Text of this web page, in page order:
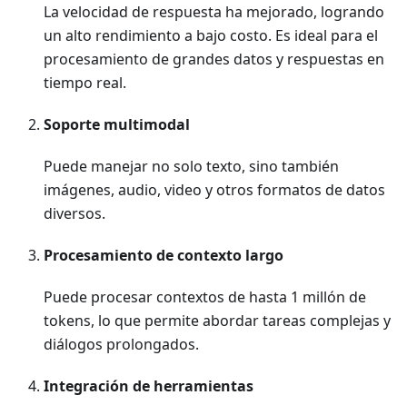
La velocidad de respuesta ha mejorado, logrando
un alto rendimiento a bajo costo. Es ideal para el
procesamiento de grandes datos y respuestas en
tiempo real.
Soporte multimodal
Puede manejar no solo texto, sino también
imágenes, audio, video y otros formatos de datos
diversos.
Procesamiento de contexto largo
Puede procesar contextos de hasta 1 millón de
tokens, lo que permite abordar tareas complejas y
diálogos prolongados.
Integración de herramientas